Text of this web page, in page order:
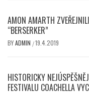
AMON AMARTH
“BERSERKER”
BYADMIN /19.4.2019
HISTORICKY
FESTIVALU COACHELLA